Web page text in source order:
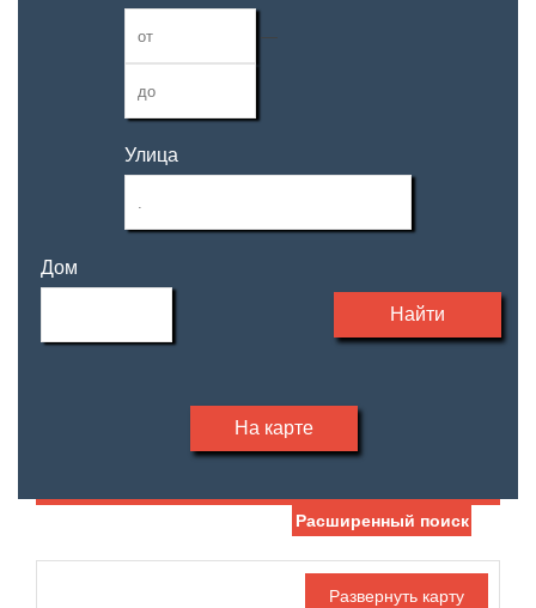
—
Улица
Дом
Найти
На карте
С фото
Расширенный поиск